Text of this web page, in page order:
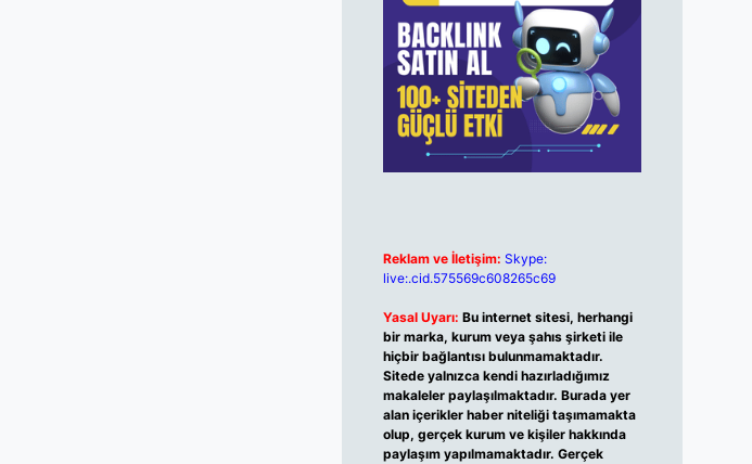
Reklam ve İletişim: Skype:
live:.cid.575569c608265c69
Yasal Uyarı: Bu internet sitesi, herhangi
bir marka, kurum veya şahıs şirketi ile
hiçbir bağlantısı bulunmamaktadır.
Sitede yalnızca kendi hazırladığımız
makaleler paylaşılmaktadır. Burada yer
alan içerikler haber niteliği taşımamakta
olup, gerçek kurum ve kişiler hakkında
paylaşım yapılmamaktadır. Gerçek